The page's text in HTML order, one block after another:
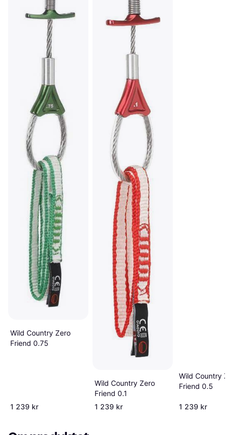
Wild Country Zero
Friend 0.75
1 239 kr
Wild Country Zero
Friend 0.1
1 239 kr
Wild Country
Friend 0.5
1 239 kr